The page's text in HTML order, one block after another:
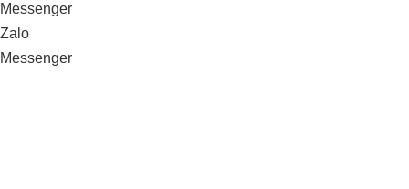
Messenger
Zalo
Messenger